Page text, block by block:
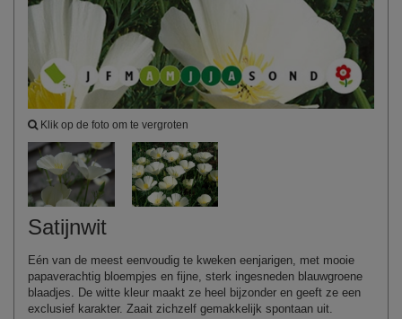
Klik op de foto om te vergroten
Satijnwit
Eén van de meest eenvoudig te kweken eenjarigen, met mooie
papaverachtig bloempjes en fijne, sterk ingesneden blauwgroene
blaadjes. De witte kleur maakt ze heel bijzonder en geeft ze een
exclusief karakter. Zaait zichzelf gemakkelijk spontaan uit.